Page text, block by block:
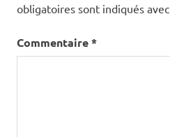
obligatoires sont indiqués avec
Commentaire*